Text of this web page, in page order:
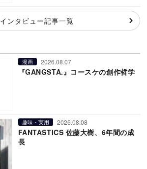
インタビュー記事一覧
漫画 2026.08.07
『GANGSTA.』コースケの創作哲学
趣味・実用 2026.08.08
FANTASTICS 佐藤大樹、6年間の成
長